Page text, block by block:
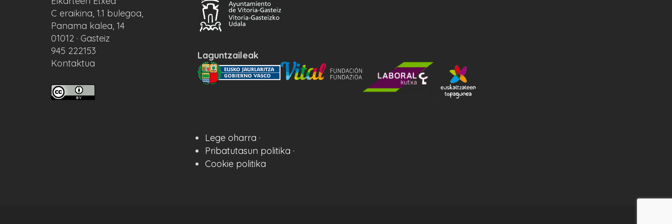
C eraikina, 1.1 bulegoa,
Panama kalea, 14
01012 · Gasteiz
945 222153
Kontaktua
Laguntzaileak
Lege oharra ·
Pribatutasun politika ·
Cookie politika